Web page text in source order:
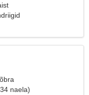
naela)